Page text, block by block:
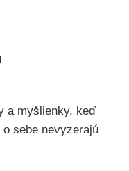
a myšlienky, keď
sebe nevyzerajú